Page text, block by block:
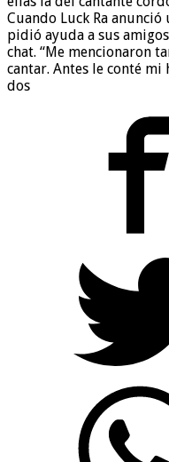
Cuando Luck Ra
pidió ayuda a sus
chat. “Me mencionaron
cantar. Antes le conté
dos